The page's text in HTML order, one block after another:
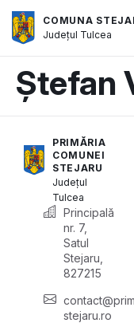
COMUNA
Județul Tulcea
Ștefan
PRIMĂRIA
COMUNEI
STEJARU
Județul
Tulcea
Principală
nr. 7,
Satul
Stejaru,
827215
stejaru.ro